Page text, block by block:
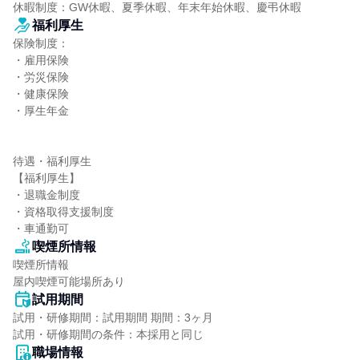
休暇制度：GW休暇、夏季休暇、年末年始休暇、慶弔休暇
福利厚生
保険制度：
・雇用保険
・労災保険
・健康保険
・厚生年金
待遇・福利厚生
【福利厚生】
・退職金制度
・資格取得支援制度
・車通勤可
喫煙所情報
喫煙所情報
屋内喫煙可能場所あり
試用期間
試用・研修期間：試用期間 期間：3ヶ月
職場情報